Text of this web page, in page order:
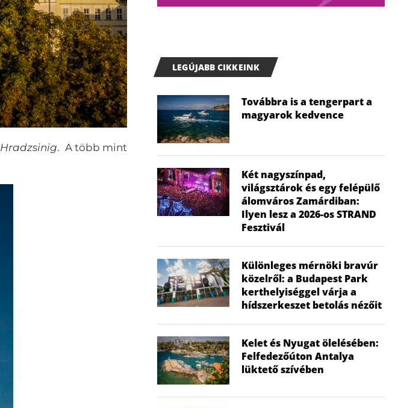
Hradzsinig. A több mint
LEGÚJABB CIKKEINK
Továbbra is a tengerpart a
magyarok kedvence
Két nagyszínpad,
világsztárok és egy felépülő
álomváros Zamárdiban:
Ilyen lesz a 2026-os STRAND
Fesztivál
Különleges mérnöki bravúr
közelről: a Budapest Park
kerthelyiséggel várja a
hídszerkeszet betolás nézőit
Kelet és Nyugat ölelésében:
Felfedezőúton Antalya
lüktető szívében